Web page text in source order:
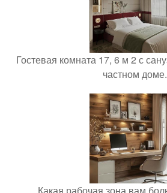
Гостевая комната 17, 6 м 2 с
частном доме.
Какая рабочая зона вам